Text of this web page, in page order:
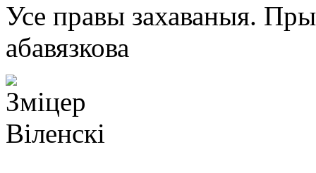
Усе правы захаваныя.
абавязкова